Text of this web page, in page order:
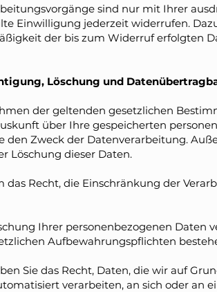
sind nur mit Ihrer
Einwilligung jederzeit widerrufen.
der bis zum Widerruf erfolgten
Löschung und
der geltenden gesetzlichen
über Ihre gespeicherten
den Zweck der Datenverarbeitung.
Löschung dieser Daten.
das Recht, die Einschränkung der
Ihrer personenbezogenen Daten
Aufbewahrungspflichten
Sie das Recht, Daten, die wir auf
verarbeiten, an sich oder an